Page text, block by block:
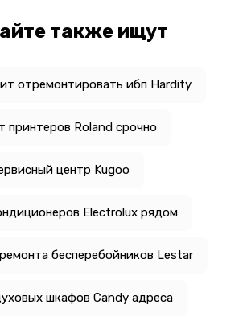
также ищут
отремонтировать ибп Hardity
принтеров Roland срочно
центр Kugoo
Electrolux рядом
бесперебойников Lestar
шкафов Candy адреса